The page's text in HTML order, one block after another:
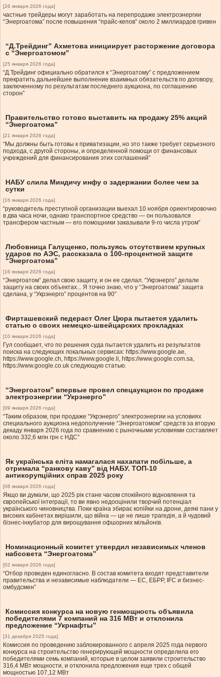
[26 января 2026 года]
частные трейдеры могут заработать на перепродаже электроэнергии
“Энергоатома” после повышения “прайс-кепов” около 2 миллиардов гривен
“Д.Трейдинг” Ахметова инициирует расторжение договора
с “Энергоатомом”
[25 января 2026 года]
“Д.Трейдинг официально обратился к “Энергоатому” с предложением
прекратить дальнейшее выполнение взаимных обязательств по договору,
заключенному по результатам последнего аукциона, по соглашению
сторон”
Правительство готово выставить на продажу 25% акций
“Энергоатома”
[21 января 2026 года]
“Мы должны быть готовы к приватизации, но это также требует серьезного
подхода, с другой стороны, и определенной помощи от финансовых
учреждений для финансирования этих соглашений”
НАБУ слила Миндичу инфу о задержании более чем за
сутки
[16 января 2026 года]
“руководитель преступной организации выехал 10 ноября ориентировочно
в два часа ночи, однако транспортное средство — он пользовался
трансфером частным — его помощники заказывали 9-го числа утром”
Любовница Галущенко, пользуясь отсутствием крупных
ударов по АЭС, рассказала о 100-процентной защите
“Энергоатома”
[16 января 2026 года]
“Энергоатом” делал свою защиту, и он ее сделал. “Укрэнерго” делали
защиту на своих объектах... Я точно знаю, что у “Энергоатома” защита
сделана, у “Укрэнерго” процентов на 90”
Фирташевский педераст Олег Цюра пытается удалить
статью о своих немецко-швейцарских прокладках
[10 января 2026 года]
Гул сообщает, что по решения суда пытается удалить из результатов
поиска на следующих локальных сервисах: https://www.google.ae,
https://www.google.ch, https://www.google.li, https://www.google.com.sa,
https://www.google.co.uk следующую статью.
“Энергоатом” впервые провел спецаукцион по продаже
электроэнергии “Укрэнерго”
[09 января 2026 года]
“Таким образом, при продаже “Укрэнерго” электроэнергии на условиях
специального аукциона недополучение “Энергоатомом” средств за вторую
декаду января 2026 года по сравнению с рыночными условиями составляет
около 332,6 млн грн с НДС”
Як українська еліта намагалася нахапати побільше, а
отримала “ранкову каву” від НАБУ. ТОП-10
антикорупційних справ 2025 року
[06 января 2026 года]
Якщо ви думали, що 2025 рік стане часом спокійного відновлення та
європейської інтеграції, то ви явно недооцінили творчий потенціал
українського чиновництва. Поки країна збирає копійки на дрони, деякі пани у
високих кабінетах вирішили, що війна — це не лише трагедія, а й чудовий
бізнес-інкубатор для вирощування офшорних мільйонів.
Номинационный комитет утвердил независимых членов
набсовета “Энергоатома”
[02 января 2026 года]
“Отбор проведен единогласно. В состав комитета входят представители
правительства и независимые наблюдатели — ЕС, ЕБРР, IFC и бизнес-
омбудсмен”
Комиссия конкурса на новую генмощность объявила
победителями 7 компаний на 316 МВт и отклонила
предложение “Укрнафты”
[31 декабря 2025 года]
Комиссия по проведению заблокированного с апреля 2025 года первого
конкурса на строительство генерирующей мощности определила его
победителями семь компаний, которые в целом заявили строительство
316,4 МВт мощности, и отклонила предложения еще трех с общей
мощностью 107,12 МВт